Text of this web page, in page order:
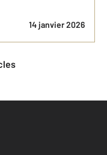
14 janvier 2026